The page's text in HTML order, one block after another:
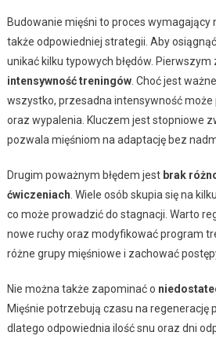
Budowanie mięśni to proces wymagający
także odpowiedniej strategii. Aby
unikać kilku typowych błędów. Pierwszym
intensywność treningów. Choć jest
wszystko, przesadna intensywność
oraz wypalenia. Kluczem jest stopniowe
pozwala mięśniom na adaptację bez
Drugim poważnym błędem jest brak
ćwiczeniach . Wiele osób skupia się na
co może prowadzić do stagnacji. Warto
nowe ruchy oraz modyfikować program
różne grupy mięśniowe i zachować
Nie można także zapominać o
Mięśnie potrzebują czasu na regenerację
dlatego odpowiednia ilość snu oraz dni